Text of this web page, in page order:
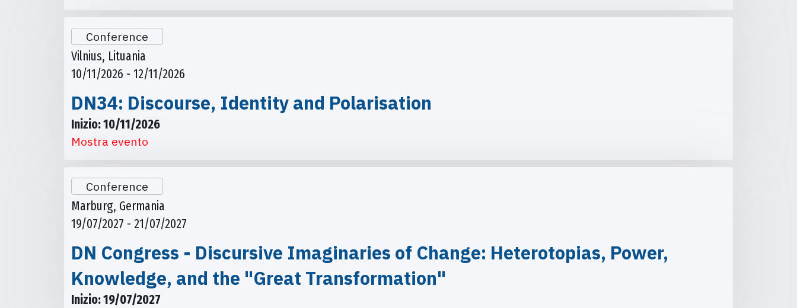
Conference
Vilnius, Lituania
10/11/2026 - 12/11/2026
DN34: Discourse, Identity and Polarisation
Inizio: 10/11/2026
Mostra evento
Conference
Marburg, Germania
19/07/2027 - 21/07/2027
DN Congress - Discursive Imaginaries of Change: Heterotopias, Power,
Knowledge, and the "Great Transformation"
Inizio: 19/07/2027